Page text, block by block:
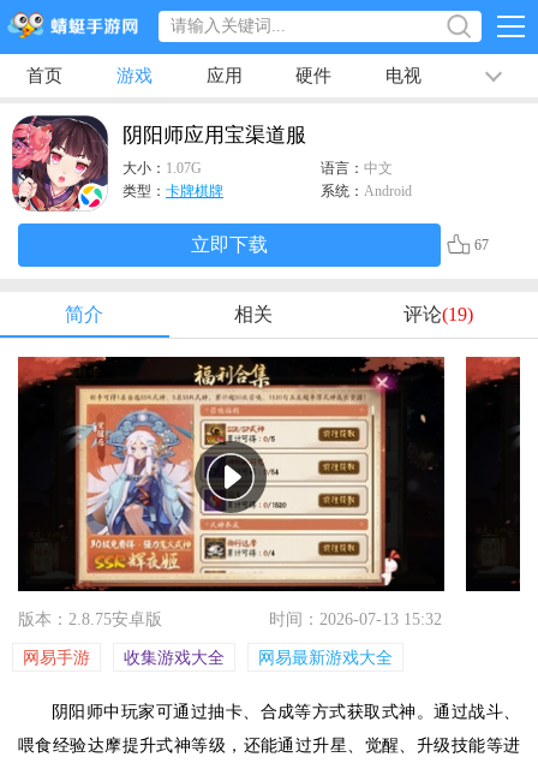
首页 游戏 应用 硬件 电视 排行榜
专题
阴阳师应用宝渠道服
大小： 1.07G 语言： 中文
类型： 卡牌棋牌 系统： Android
立即下载 67
简介 相关 评论(19)
版本：2.8.75安卓版 时间：2026-07-13 15:32
网易手游 收集游戏大全 网易最新游戏大全
阴阳师中玩家可通过抽卡、合成等方式获取式神。通过战斗、
喂食经验达摩提升式神等级，还能通过升星、觉醒、升级技能等进